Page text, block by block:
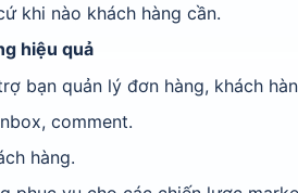
khi nào khách hàng cần.
hiệu quả
bạn quản lý đơn hàng, khách
comment.
hàng.